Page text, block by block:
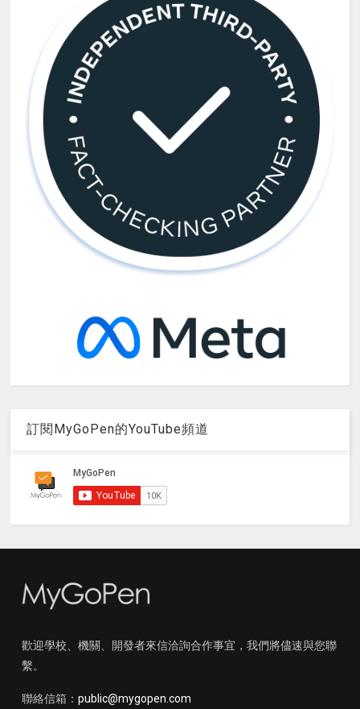
訂閱MyGoPen的YouTube頻道
歡迎學校、機關、開發者來信洽詢合作事宜，我們將儘速與您聯
繫。
聯絡信箱： public@mygopen.com